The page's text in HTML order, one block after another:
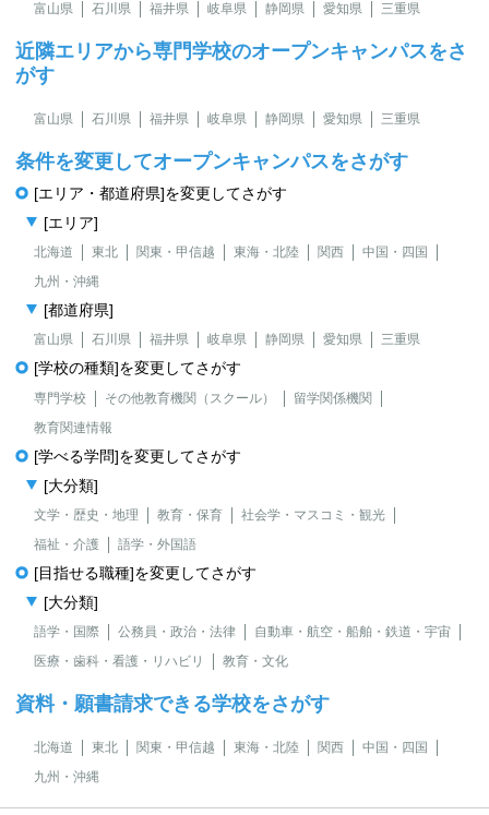
富山県 石川県 福井県 岐阜県 静岡県 愛知県 三重県
近隣エリアから専門学校のオープンキャンパスをさ
がす
富山県 石川県 福井県 岐阜県 静岡県 愛知県 三重県
条件を変更してオープンキャンパスをさがす
[エリア・都道府県]を変更してさがす
[エリア]
北海道 東北 関東・甲信越 東海・北陸 関西
中国・四国
九州・沖縄
[都道府県]
富山県 石川県 福井県 岐阜県 静岡県 愛知県 三重県
[学校の種類]を変更してさがす
専門学校 その他教育機関（スクール）
留学関係機関
教育関連情報
[学べる学問]を変更してさがす
[大分類]
文学・歴史・地理 教育・保育
社会学・マスコミ・観光
福祉・介護
語学・外国語
[目指せる職種]を変更してさがす
[大分類]
語学・国際 公務員・政治・法律
自動車・航空・船舶・鉄道・宇宙
医療・歯科・看護・リハビリ
教育・文化
資料・願書請求できる学校をさがす
北海道 東北 関東・甲信越 東海・北陸 関西
中国・四国
九州・沖縄